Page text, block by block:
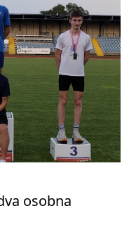
osobna